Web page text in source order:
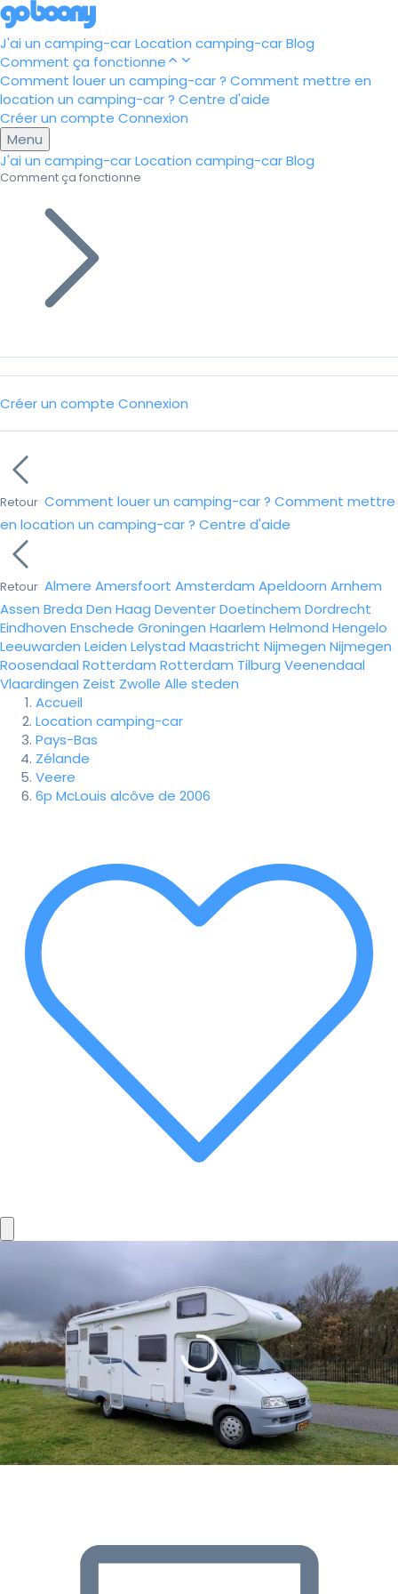
J'ai un camping-carLocation camping-carBlog
Comment ça fonctionne
Comment louer un camping-car ? Comment mettre en
location un camping-car ? Centre d'aide
Créer un compte Connexion
Menu
J'ai un camping-carLocation camping-carBlog
Comment ça fonctionne
Créer un compte Connexion
Retour Comment louer un camping-car ? Comment mettre
en location un camping-car ? Centre d'aide
Retour Almere Amersfoort Amsterdam Apeldoorn Arnhem
Assen Breda Den Haag DeventerDoetinchem Dordrecht
Eindhoven Enschede Groningen Haarlem Helmond Hengelo
Leeuwarden Leiden Lelystad Maastricht Nijmegen Nijmegen
Roosendaal Rotterdam Rotterdam Tilburg Veenendaal
Vlaardingen Zeist Zwolle Alle steden
Accueil
Location camping-car
Pays-Bas
Zélande
Veere
6p McLouis alcôve de 2006